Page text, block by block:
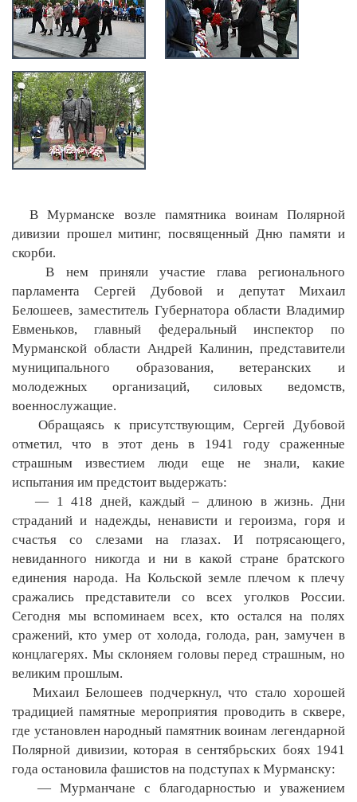
В Мурманске возле памятника воинам Полярной
дивизии прошел митинг, посвященный Дню памяти и
скорби.
В нем приняли участие глава регионального
парламента Сергей Дубовой и депутат Михаил
Белошеев, заместитель Губернатора области Владимир
Евменьков, главный федеральный инспектор по
Мурманской области Андрей Калинин, представители
муниципального образования, ветеранских и
молодежных организаций, силовых ведомств,
военнослужащие.
Обращаясь к присутствующим, Сергей Дубовой
отметил, что в этот день в 1941 году сраженные
страшным известием люди еще не знали, какие
испытания им предстоит выдержать:
— 1 418 дней, каждый – длиною в жизнь. Дни
страданий и надежды, ненависти и героизма, горя и
счастья со слезами на глазах. И потрясающего,
невиданного никогда и ни в какой стране братского
единения народа. На Кольской земле плечом к плечу
сражались представители со всех уголков России.
Сегодня мы вспоминаем всех, кто остался на полях
сражений, кто умер от холода, голода, ран, замучен в
концлагерях. Мы склоняем головы перед страшным, но
великим прошлым.
Михаил Белошеев подчеркнул, что стало хорошей
традицией памятные мероприятия проводить в сквере,
где установлен народный памятник воинам легендарной
Полярной дивизии, которая в сентябрьских боях 1941
года остановила фашистов на подступах к Мурманску:
— Мурманчане с благодарностью и уважением